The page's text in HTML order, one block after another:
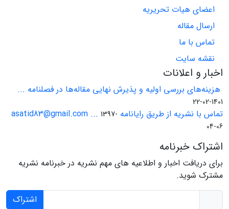
اعضای هیات تحریریه
ارسال مقاله
تماس با ما
نقشه سایت
اخبار و اعلانات
هزینه‌های بررسی اولیه و پذیرش نهایی مقاله‌ها در فصلنامه ...
1401-02-22
تماس با نشریه از طریق رایانامه asatid83@gmail.com ... 1397-
04-06
اشتراک خبرنامه
برای دریافت اخبار و اطلاعیه های مهم نشریه در خبرنامه نشریه
مشترک شوید.
اشتراک